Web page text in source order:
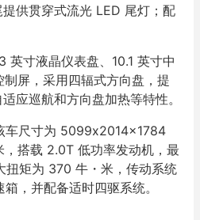
供贯穿式流光 LED 尾灯；配
英寸液晶仪表盘、10.1 英寸中
屏，采用四辐式方向盘，提
应巡航和方向盘加热等特性。
车尺寸为 5099x2014x1784
搭载 2.0T 低功率发动机，最
扭矩为 370 牛・米，传动系统
，并配备适时四驱系统。